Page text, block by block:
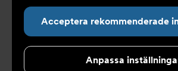
Acceptera rekommenderade
Anpassa